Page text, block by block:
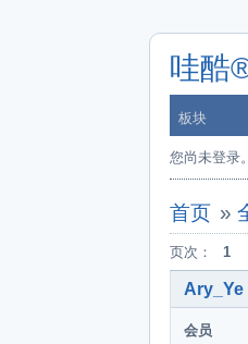
哇酷
板块
您尚未登录。
首页 »
页次： 1
Ary_Ye
会员